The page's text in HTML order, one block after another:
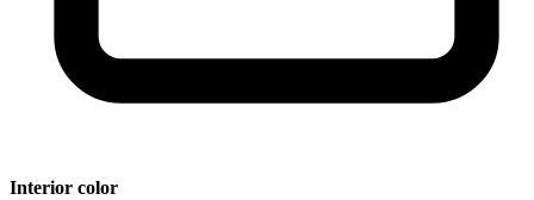
Interior color